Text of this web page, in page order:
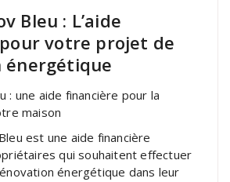
Bleu : L’aide
votre projet de
énergétique
: une aide financière pour la
maison
est une aide financière
qui souhaitent effectuer
énergétique dans leur